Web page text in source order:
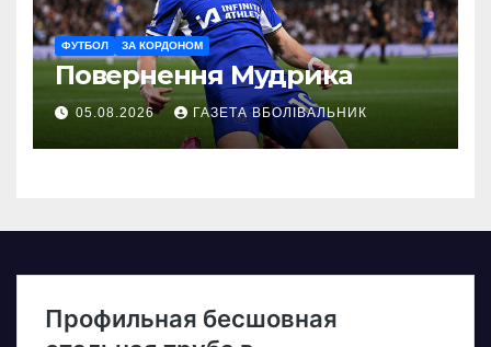
ФУТБОЛ ЗА КОРДОНОМ
Повернення Мудрика
05.08.2026 ГАЗЕТА ВБОЛІВАЛЬНИК